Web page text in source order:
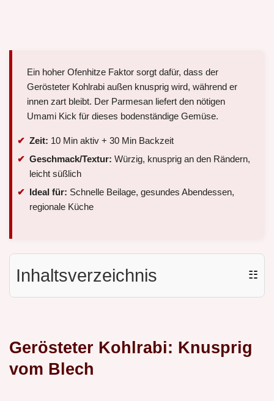
Ein hoher Ofenhitze Faktor sorgt dafür, dass der
Gerösteter Kohlrabi außen knusprig wird, während er
innen zart bleibt. Der Parmesan liefert den nötigen
Umami Kick für dieses bodenständige Gemüse.
Zeit: 10 Min aktiv + 30 Min Backzeit
Geschmack/Textur: Würzig, knusprig an den Rändern,
leicht süßlich
Ideal für: Schnelle Beilage, gesundes Abendessen,
regionale Küche
Inhaltsverzeichnis ☷
Gerösteter Kohlrabi: Knusprig
vom Blech